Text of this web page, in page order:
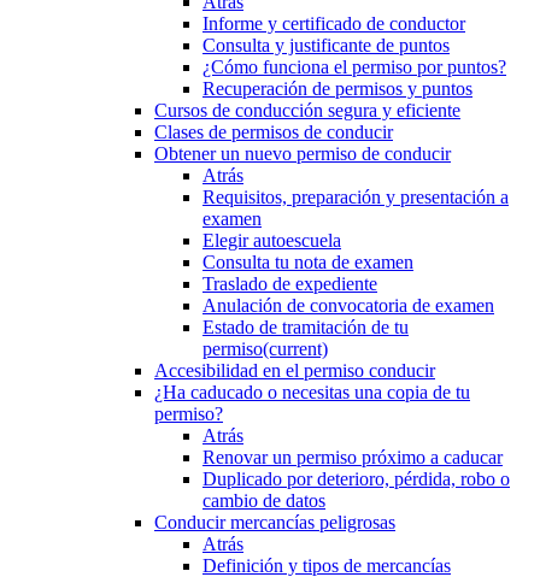
Informe y certificado de conductor
Consulta y justificante de puntos
¿Cómo funciona el permiso por puntos?
Recuperación de permisos y puntos
Cursos de conducción segura y eficiente
Clases de permisos de conducir
Obtener un nuevo permiso de conducir
Atrás
Requisitos, preparación y presentación a
examen
Elegir autoescuela
Consulta tu nota de examen
Traslado de expediente
Anulación de convocatoria de examen
Estado de tramitación de tu
permiso(current)
Accesibilidad en el permiso conducir
¿Ha caducado o necesitas una copia de tu
permiso?
Atrás
Renovar un permiso próximo a caducar
Duplicado por deterioro, pérdida, robo o
cambio de datos
Conducir mercancías peligrosas
Atrás
Definición y tipos de mercancías